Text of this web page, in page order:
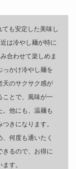
ても安定した美味し
は冷やし麺が特に
合わせて楽しめま
っかけ冷やし麺を
天のサクサク感が
ことで、風味が一
。他にも、温麺も
きになります。
何度も通いたく
きるので、お得に
す。